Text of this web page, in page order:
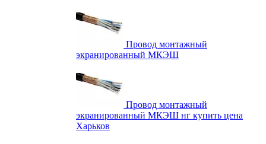
Провод монтажный
экранированный МКЭШ
Провод монтажный
экранированный МКЭШ нг купить цена
Харьков